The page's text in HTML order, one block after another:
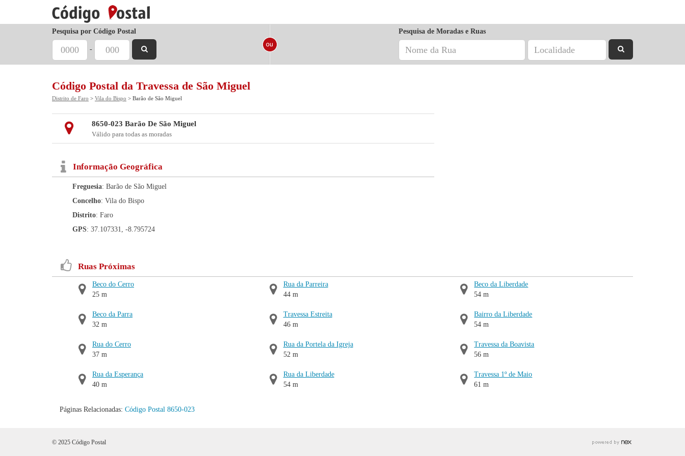
Pesquisa por Código Postal
-
Pesquisa de Moradas e Ruas
Código Postal da Travessa de São Miguel
Distrito de Faro > Vila do Bispo > Barão de São Miguel
8650-023 Barão De São Miguel
Válido para todas as moradas
Informação Geográfica
Freguesia: Barão de São Miguel
Concelho: Vila do Bispo
Distrito: Faro
GPS: 37.107331, -8.795724
Ruas Próximas
Beco do Cerro
25 m
Beco da Parra
32 m
Rua do Cerro
37 m
Rua da Esperança
40 m
Rua da Parreira
44 m
Travessa Estreita
46 m
Rua da Portela da Igreja
52 m
Rua da Liberdade
54 m
Beco da Liberdade
54 m
Bairro da Liberdade
54 m
Travessa da Boavista
56 m
Travessa 1º de Maio
61 m
Páginas Relacionadas: Código Postal 8650-023
© 2025 Código Postal